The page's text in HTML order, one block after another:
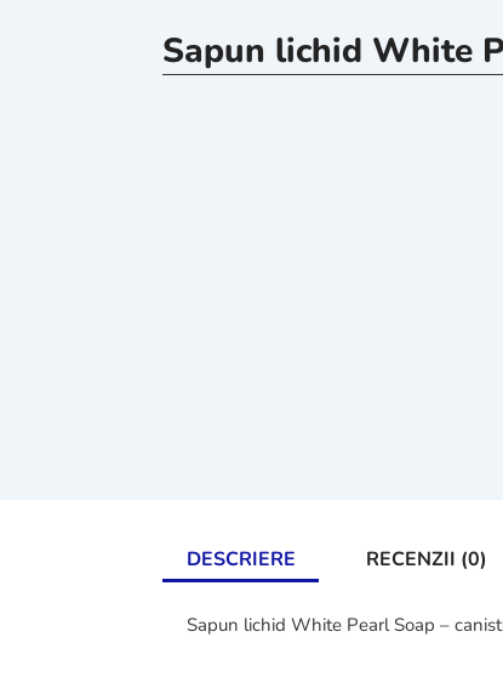
Sapun lichid White
DESCRIERE RECENZII (0)
Sapun lichid White Pearl Soap –